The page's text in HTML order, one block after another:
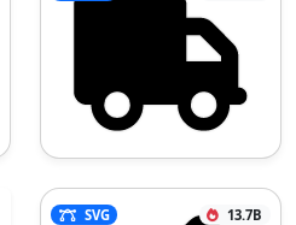
SVG 13.7B